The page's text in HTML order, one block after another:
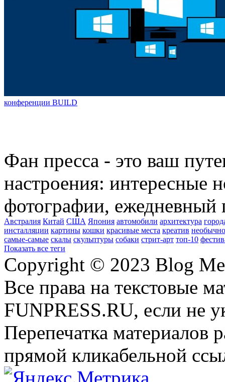
конференции BUILD
Фан пресса - это ваш
настроения: интересные
фотографии, ежедневный
Австралия Китай США Япония автомобили архитектура
инсталляции картины кошки красивые места креатив
самые-самые скалы скульптуры собаки стрит-арт топ-10
Показать все теги
Copyright © 2023 Blog
Все права на текстовые
FUNPRESS.RU, если не
Перепечатка материалов
прямой кликабельной